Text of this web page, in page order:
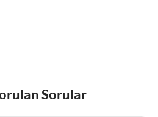
Sorular